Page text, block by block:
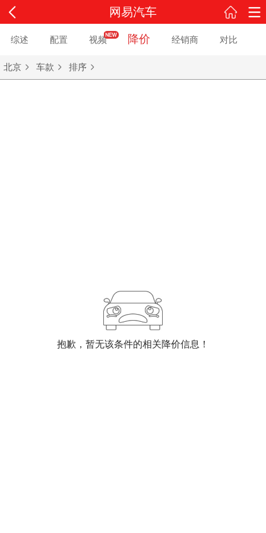
网易汽车
综述 配置 视频 降价 经销商 对比
北京 车款 排序
抱歉，暂无该条件的相关降价信息！